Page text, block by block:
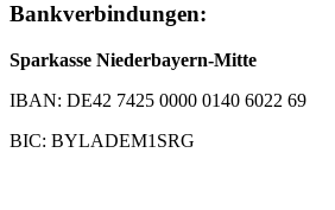
Bankverbindungen:
Sparkasse Niederbayern-Mitte
IBAN: DE42 7425 0000 0140 6022 69
BIC: BYLADEM1SRG